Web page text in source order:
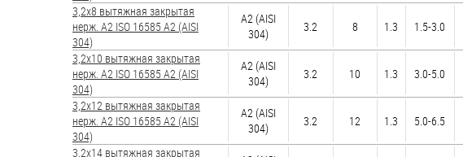
Пробки
Саморезы и шурупы
Стопорные кольца
3,2х8 вытяжная закрытая
нерж. А2 ISO 16585 А2 (AISI
304)
А2 (AISI
304)
3.2 8 1.3 1.5-3.0
3,2х10 вытяжная закрытая
нерж. А2 ISO 16585 А2 (AISI
304)
А2 (AISI
304)
3.2 10 1.3 3.0-5.0
3,2х12 вытяжная закрытая
нерж. А2 ISO 16585 А2 (AISI
304)
А2 (AISI
304)
3.2 12 1.3 5.0-6.5
3,2х14 вытяжная закрытая